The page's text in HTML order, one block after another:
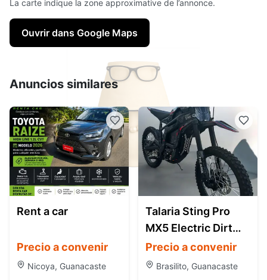
La carte indique la zone approximative de l’annonce.
Ouvrir dans Google Maps
Anuncios similares
Rent a car
Precio a convenir
Nicoya, Guanacaste
Talaria Sting Pro
MX5 Electric Dirt
Bike (Off-Road)
Precio a convenir
Brasilito, Guanacaste